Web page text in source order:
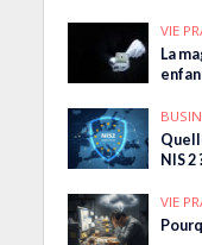
VIE
La
NIS 2
VIE